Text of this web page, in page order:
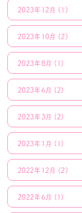
2023年12月 (1)
2023年10月 (2)
2023年8月 (1)
2023年6月 (2)
2023年3月 (2)
2023年1月 (1)
2022年12月 (2)
2022年6月 (1)